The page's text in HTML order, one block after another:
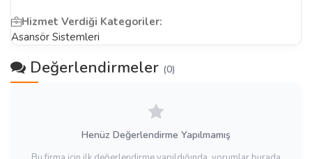
Hizmet Verdiği Kategoriler:
Asansör Sistemleri
Değerlendirmeler (0)
Henüz Değerlendirme Yapılmamış